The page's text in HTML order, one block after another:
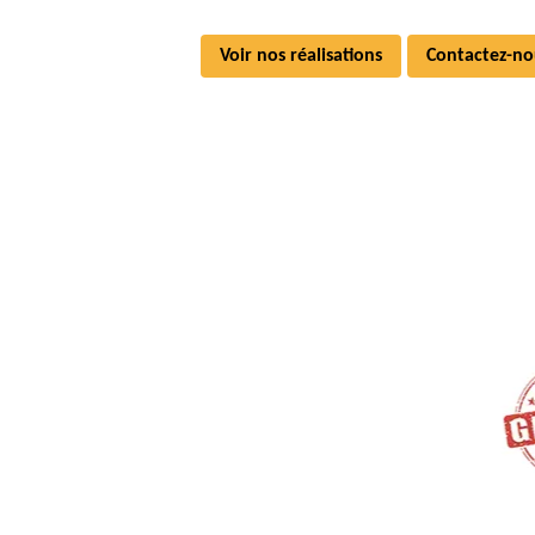
Voir nos réalisations Contactez-